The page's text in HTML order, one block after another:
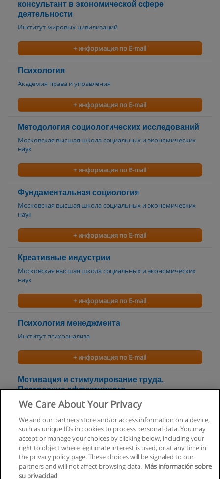
консультант в экономической сфере
деятельности
Институт мировых цивилизаций
+ информация по E-mail
Психология
Академия права и управления
+ информация по E-mail
Методология социологических исследований
Московская высшая школа социальных и экономических
наук
+ информация по E-mail
Фундаментальная социология
Московская высшая школа социальных и экономических
наук
+ информация по E-mail
Креативные индустрии
Московская высшая школа социальных и экономических
наук
+ информация по E-mail
Психология менеджмента
Институт психоанализа
+ информация по E-mail
Мотивация и стимулирование труда.
Построение эффективного
компенсационного пакета
Международный Центр Делового Образования
+ информация по E-mail
We Care About Your Privacy
We and our partners store and/or access information on a device,
such as unique IDs in cookies to process personal data. You may
accept or manage your choices by clicking below, including your
right to object where legitimate interest is used, or at any time in
the privacy policy page. These choices will be signaled to our
partners and will not affect browsing data. Más información sobre
su privacidad